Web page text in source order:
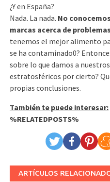
¿Y en España?
Nada. La nada. No
marcas acerca de
tenemos el mejor alimento
se ha contaminado0?
sobre lo que damos a
estratosféricos por cierto?
propias conclusiones.
También te puede interesar:
%RELATEDPOSTS%
ARTÍCULOS